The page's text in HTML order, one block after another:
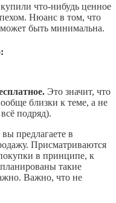
что-нибудь ценное
Нюанс в том, что
быть минимальна.
Это значит, что
близки к теме, а не
подряд).
вы предлагаете в
Присматриваются
в принципе, к
такие
Важно, что не